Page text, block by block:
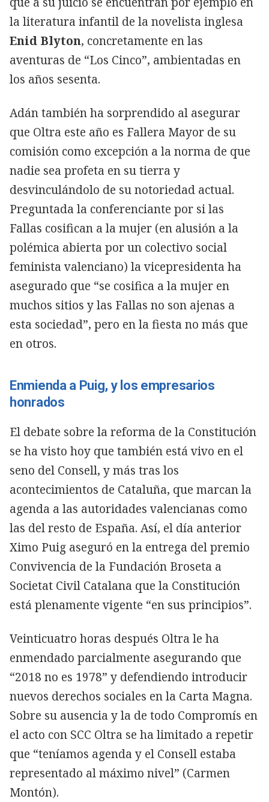
la literatura infantil de la novelista inglesa
Enid Blyton, concretamente en las
aventuras de “Los Cinco”, ambientadas en
los años sesenta.
Adán también ha sorprendido al asegurar
que Oltra este año es Fallera Mayor de su
comisión como excepción a la norma de que
nadie sea profeta en su tierra y
desvinculándolo de su notoriedad actual.
Preguntada la conferenciante por si las
Fallas cosifican a la mujer (en alusión a la
polémica abierta por un colectivo social
feminista valenciano) la vicepresidenta ha
asegurado que “se cosifica a la mujer en
muchos sitios y las Fallas no son ajenas a
esta sociedad”, pero en la fiesta no más que
en otros.
Enmienda a Puig, y los empresarios
honrados
El debate sobre la reforma de la Constitución
se ha visto hoy que también está vivo en el
seno del Consell, y más tras los
acontecimientos de Cataluña, que marcan la
agenda a las autoridades valencianas como
las del resto de España. Así, el día anterior
Ximo Puig aseguró en la entrega del premio
Convivencia de la Fundación Broseta a
Societat Civil Catalana que la Constitución
está plenamente vigente “en sus principios”.
Veinticuatro horas después Oltra le ha
enmendado parcialmente asegurando que
“2018 no es 1978” y defendiendo introducir
nuevos derechos sociales en la Carta Magna.
Sobre su ausencia y la de todo Compromís en
el acto con SCC Oltra se ha limitado a repetir
que “teníamos agenda y el Consell estaba
representado al máximo nivel” (Carmen
Montón).